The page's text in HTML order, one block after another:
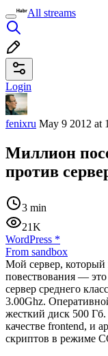
All streams
Login
fenixru May 9 2012 at
Миллион
против
3 min
21K
WordPress *
From sandbox
Мой сервер, который
повествования —
сервер среднего
3.00Ghz.
жесткий диск 500
качестве frontend, и
скриптов в режиме